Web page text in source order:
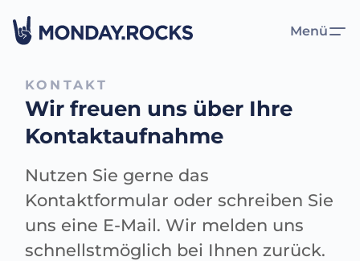
Menü
KONTAKT
Wir freuen uns über Ihre
Kontaktaufnahme
Nutzen Sie gerne das
Kontaktformular oder schreiben Sie
uns eine E-Mail. Wir melden uns
schnellstmöglich bei Ihnen zurück.